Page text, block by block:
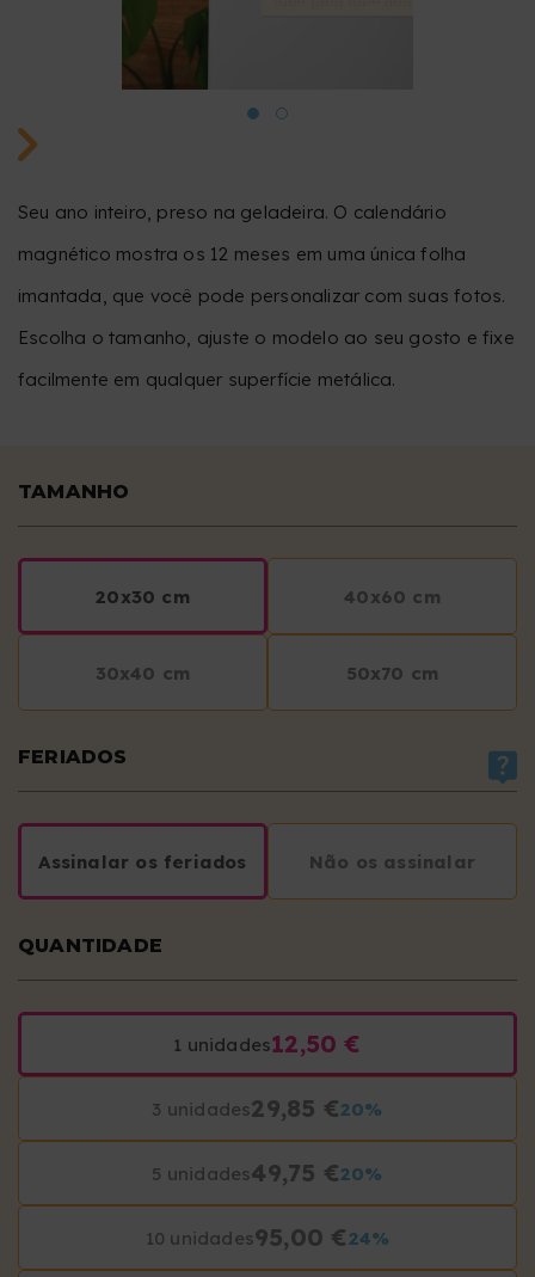
Seu ano inteiro, preso na geladeira. O calendário
magnético mostra os 12 meses em uma única folha
imantada, que você pode personalizar com suas fotos.
Escolha o tamanho, ajuste o modelo ao seu gosto e fixe
facilmente em qualquer superfície metálica.
TAMANHO
20x30 cm 40x60 cm
30x40 cm 50x70 cm
FERIADOS
Assinalar os feriados Não os assinalar
QUANTIDADE
1 unidades12,50 €
3 unidades29,85 €20%
5 unidades49,75 €20%
10 unidades95,00 € 24%